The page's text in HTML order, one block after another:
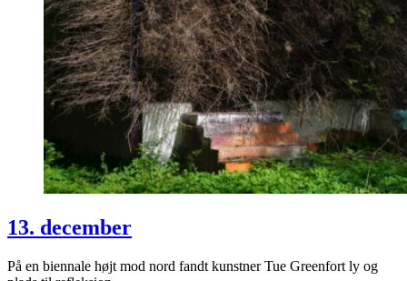
13. december
På en biennale højt mod nord fandt kunstner Tue Greenfort ly og